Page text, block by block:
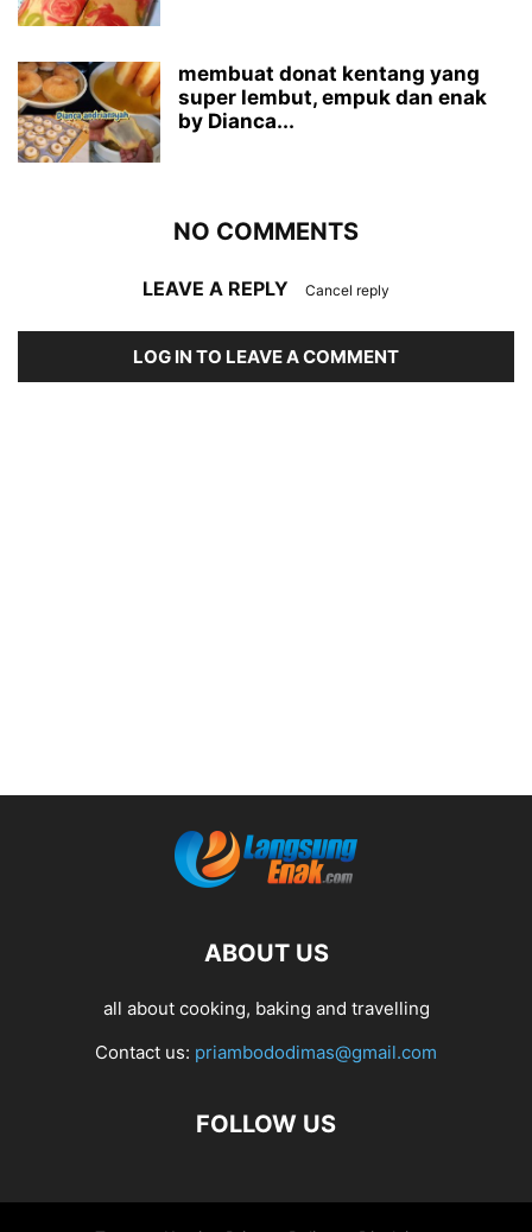
membuat donat kentang yang
super lembut, empuk dan enak
by Dianca...
NO COMMENTS
LEAVE A REPLY Cancel reply
LOG IN TO LEAVE A COMMENT
ABOUT US
all about cooking, baking and travelling
Contact us: priambododimas@gmail.com
FOLLOW US